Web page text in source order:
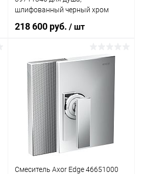
шлифованный черный хром
218 600 руб./ шт
Купить в 1 клик Сравнение
В избранное
Смеситель Axor Edge 46651000